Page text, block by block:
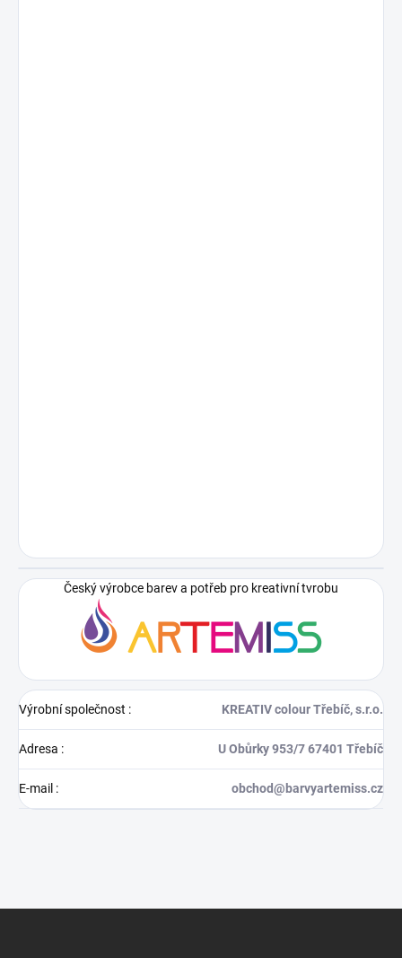
Český výrobce barev a potřeb pro kreativní tvrobu
Výrobní společnost : KREATIV colour Třebíč, s.r.o.
Adresa : U Obůrky 953/7 67401 Třebíč
E-mail : obchod@barvyartemiss.cz